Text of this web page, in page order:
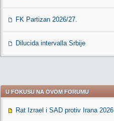
FK Partizan 2026/27.
Dilucida intervalla Srbije
U FOKUSU NA OVOM FORUMU
Rat Izrael i SAD protiv Irana 2026